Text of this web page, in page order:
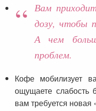
Вам
дозу, чтобы
А чем
проблем.
Кофе мобилизует
ощущаете
вам требуется новая